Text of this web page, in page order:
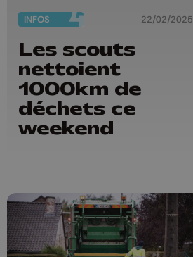
INFOS 22/02/2025
Les scouts
nettoient
1000km de
déchets ce
weekend